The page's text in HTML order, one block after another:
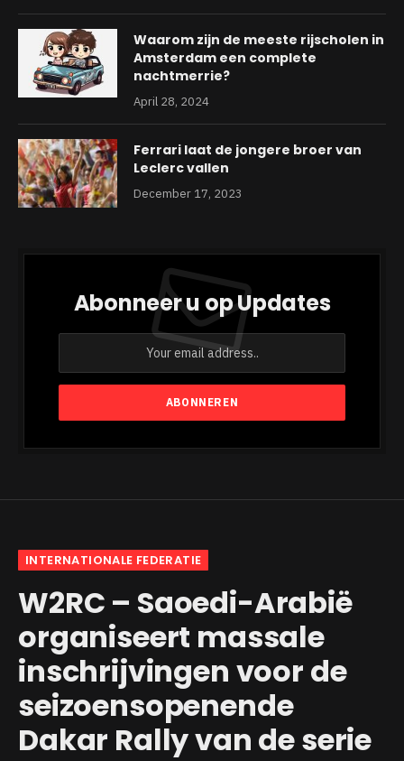
Waarom zijn de meeste rijscholen in
Amsterdam een complete
nachtmerrie?
April 28, 2024
Ferrari laat de jongere broer van
Leclerc vallen
December 17, 2023
Abonneer u op Updates
INTERNATIONALE FEDERATIE
W2RC – Saoedi-Arabië
organiseert massale
inschrijvingen voor de
seizoensopenende
Dakar Rally van de serie